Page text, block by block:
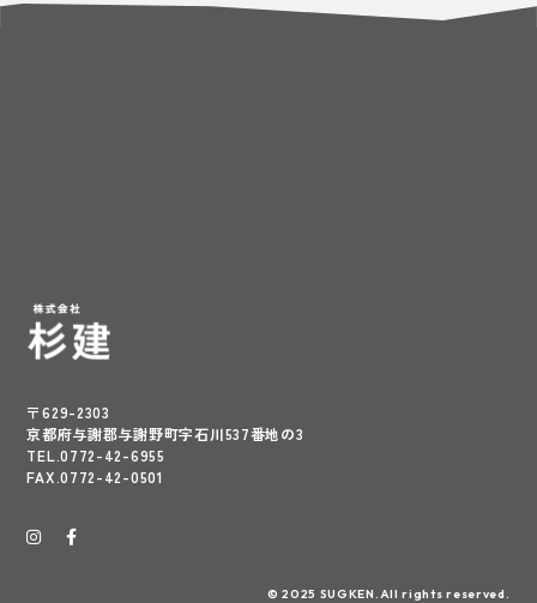
〒629-2303
京都府与謝郡与謝野町字石川537番地の3
TEL.0772-42-6955
FAX.0772-42-0501
© 2025 SUGKEN.All rights reserved.